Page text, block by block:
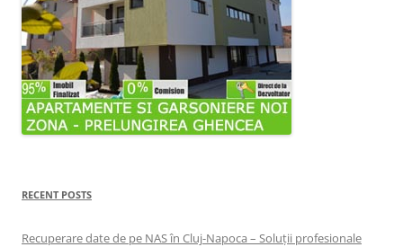
RECENT POSTS
Recuperare date de pe NAS în Cluj-Napoca – Soluții profesionale